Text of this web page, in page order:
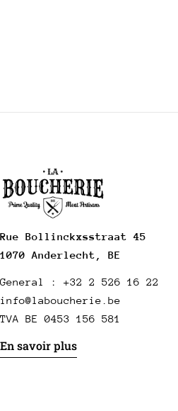
Rue Bollinckxsstraat 45
1070 Anderlecht, BE
General : +32 2 526 16 22
info@laboucherie.be
TVA BE 0453 156 581
En savoir plus